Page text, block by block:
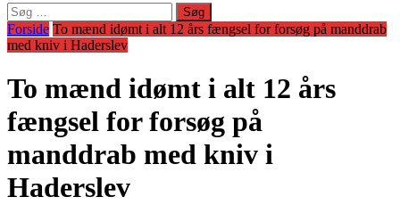
Søg
efter:
Forside To mænd idømt i alt 12 års fængsel for forsøg på manddrab
med kniv i Haderslev
To mænd idømt i alt 12 års
fængsel for forsøg på
manddrab med kniv i
Haderslev